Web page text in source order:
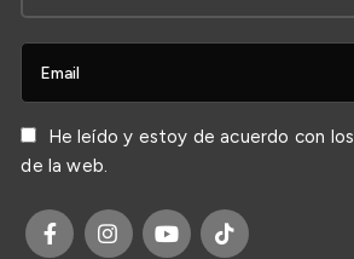
He leído y estoy de acuerdo con los
de la web.